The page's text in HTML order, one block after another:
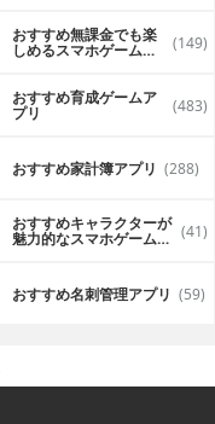
おすすめ無課金でも楽
しめるスマホゲームア (149)
おすすめ育成ゲームア
プリ (483)
おすすめ家計簿アプリ (288)
おすすめキャラクターが
魅力的なスマホゲームア (41)
おすすめ名刺管理アプリ (59)